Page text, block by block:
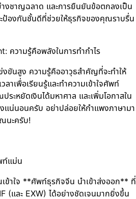
างชาญฉลาด และการยืนยันข้อตกลงเป็น
ป้องกันชั้นดีที่ช่วยให้ธุรกิจของคุณราบรื่น
ความรู้คือพลังในการทำกำไร
งขันสูง ความรู้คืออาวุธสำคัญที่จะทำให้
าเพื่อเรียนรู้และทำความเข้าใจศัพท์
ระหยัดเงินได้มหาศาล และเพิ่มโอกาสใน
งแน่นอนครับ อย่าปล่อยให้กำแพงภาษามา
นะครับ!
ท์แม่น
ข้าใจ **ศัพท์ธุรกิจจีน นำเข้าส่งออก** ที่
(และ EXW) ได้อย่างชัดเจนมากยิ่งขึ้น